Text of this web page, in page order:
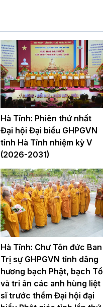
Hà Tĩnh: Phiên thứ nhất
Đại hội Đại biểu GHPGVN
tỉnh Hà Tĩnh nhiệm kỳ V
(2026-2031)
Hà Tĩnh: Chư Tôn đức Ban
Trị sự GHPGVN tỉnh dâng
hương bạch Phật, bạch Tổ
và tri ân các anh hùng liệt
sĩ trước thềm Đại hội đại